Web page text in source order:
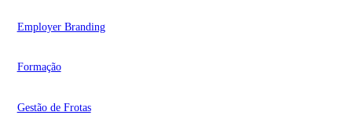
Employer Branding
Formação
Gestão de Frotas